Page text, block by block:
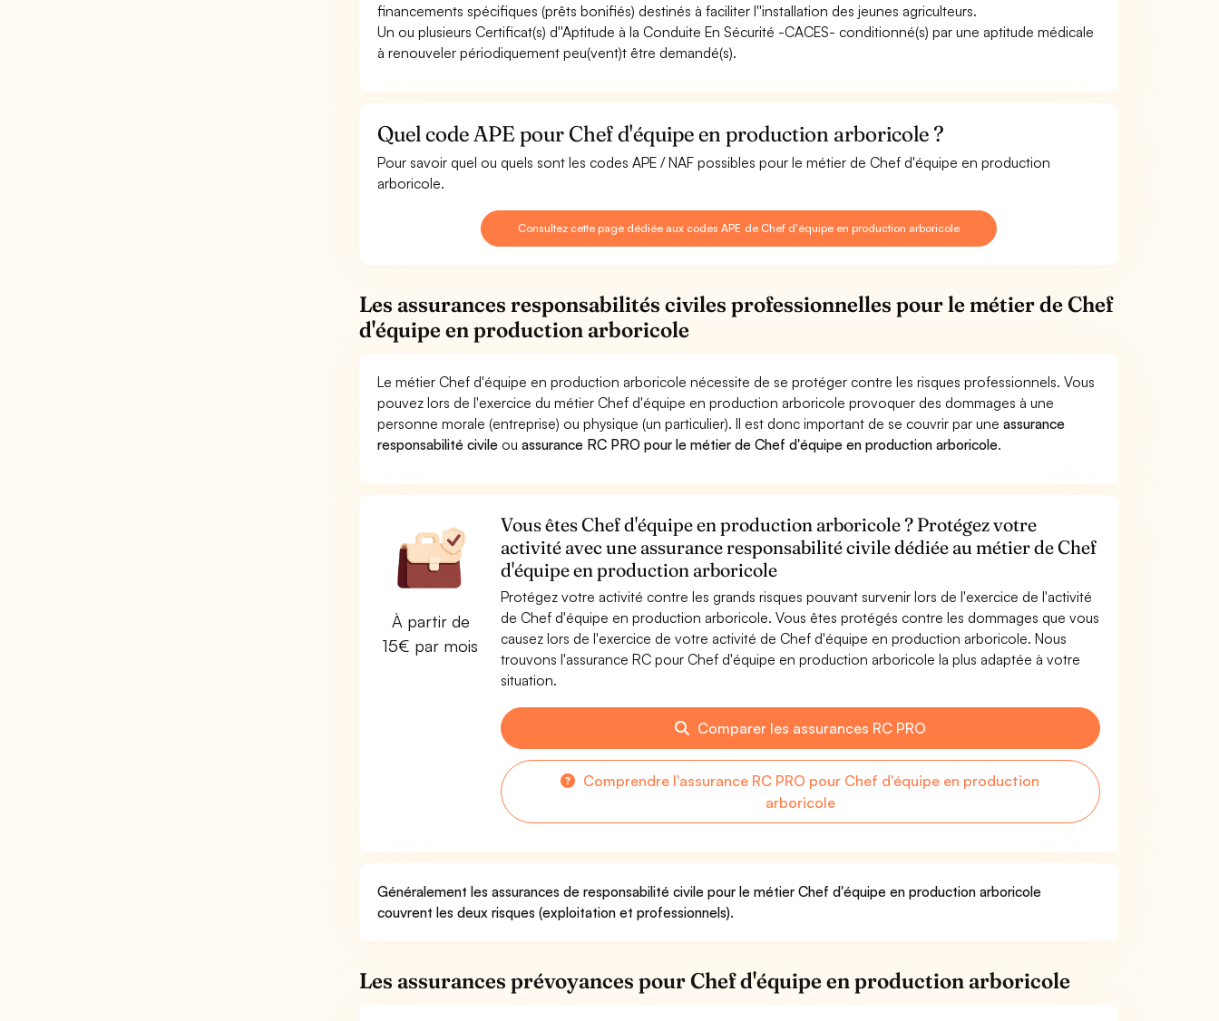
financements spécifiques (prêts bonifiés) destinés à faciliter l''installation des jeunes agriculteurs.
Un ou plusieurs Certificat(s) d''Aptitude à la Conduite En Sécurité -CACES- conditionné(s) par une aptitude médicale
à renouveler périodiquement peu(vent)t être demandé(s).
Quel code APE pour Chef d'équipe en production arboricole ?
Pour savoir quel ou quels sont les codes APE / NAF possibles pour le métier de Chef d'équipe en production
arboricole.
Consultez cette page dédiée aux codes APE de Chef d'équipe en production arboricole
Les assurances responsabilités civiles professionnelles pour le métier de Chef
d'équipe en production arboricole
Le métier Chef d'équipe en production arboricole nécessite de se protéger contre les risques professionnels. Vous
pouvez lors de l'exercice du métier Chef d'équipe en production arboricole provoquer des dommages à une
personne morale (entreprise) ou physique (un particulier). Il est donc important de se couvrir par uneassurance
responsabilité civile ouassurance RC PRO pour le métier de Chef d'équipe en production arboricole.
À partir de
15€ par mois
Vous êtes Chef d'équipe en production arboricole ? Protégez votre
activité avec une assurance responsabilité civile dédiée au métier de Chef
d'équipe en production arboricole
Protégez votre activité contre les grands risques pouvant survenir lors de l'exercice de l'activité
de Chef d'équipe en production arboricole. Vous êtes protégés contre les dommages que vous
causez lors de l'exercice de votre activité de Chef d'équipe en production arboricole. Nous
trouvons l'assurance RC pour Chef d'équipe en production arboricole la plus adaptée à votre
situation.
Comparer les assurances RC PRO
Comprendre l'assurance RC PRO pour Chef d'équipe en production
arboricole
Généralement les assurances de responsabilité civile pour le métier Chef d'équipe en production arboricole
couvrent les deux risques (exploitation et professionnels).
Les assurances prévoyances pour Chef d'équipe en production arboricole